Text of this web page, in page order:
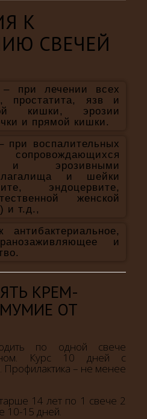
К
СВЕЧЕЙ
– при лечении всех
простатита, язв и
кишки, эрозии
и прямой кишки.
при воспалительных
и эрозивными
и шейки
эндоцервите,
женской
и т.д.,
и
КРЕМ-
ОТ
по одной свече
Курс 10 дней с
– не менее
14 лет по 1 свече 2
10-15 дней.